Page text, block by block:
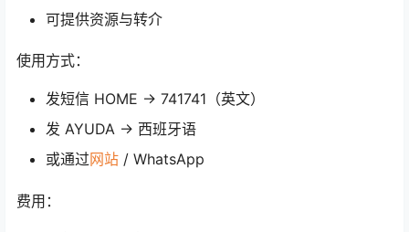
可提供资源与转介
使用方式：
发短信 HOME → 741741（英文）
发 AYUDA → 西班牙语
或通过网站 / WhatsApp
费用：